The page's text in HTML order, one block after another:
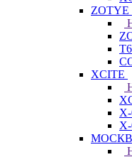
ZOTYE
XCITE